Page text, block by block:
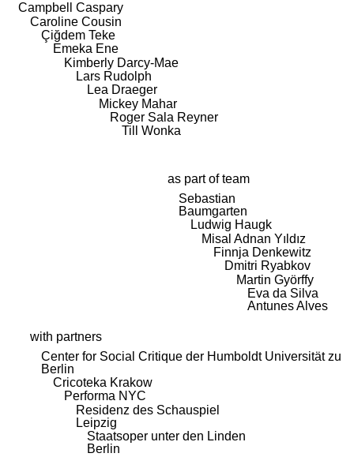
Campbell Caspary
Caroline Cousin
Çiğdem Teke
Emeka Ene
Kimberly Darcy-Mae
Lars Rudolph
Lea Draeger
Mickey Mahar
Roger Sala Reyner
Till Wonka
as part of team
Sebastian
Baumgarten
Ludwig Haugk
Misal Adnan Yıldız
Finnja Denkewitz
Dmitri Ryabkov
Martin Györffy
Eva da Silva
Antunes Alves
with partners
Center for Social Critique der Humboldt Universität zu
Berlin
Cricoteka Krakow
Performa NYC
Residenz des Schauspiel
Leipzig
Staatsoper unter den Linden
Berlin